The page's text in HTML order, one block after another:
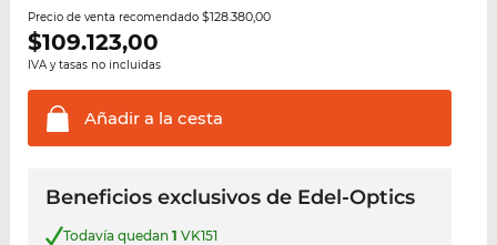
Precio de venta recomendado $128.380,00
$109.123,00
IVA y tasas no incluidas
Añadir a la cesta
Beneficios exclusivos de Edel-Optics
Todavía quedan 1 VK151